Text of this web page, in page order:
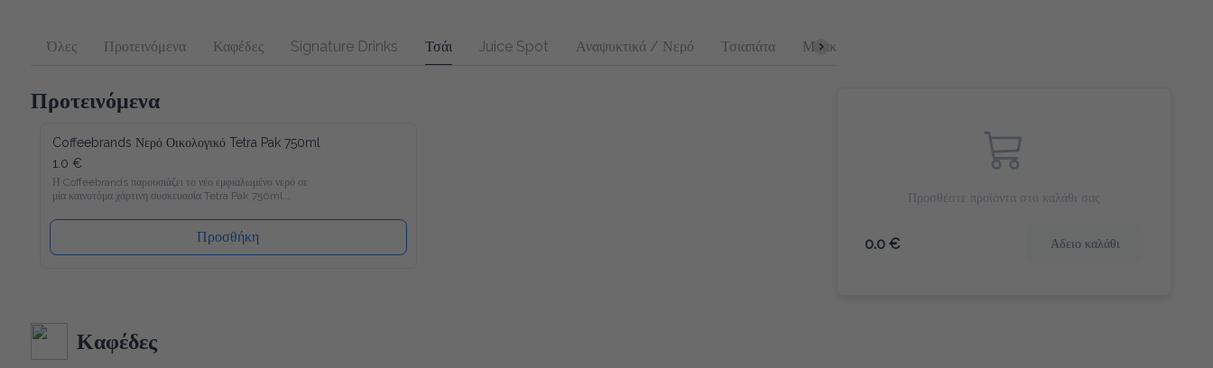
Όλες Προτεινόμενα Καφέδες Signature Drinks Τσάι Juice Spot Αναψυκτικά / Νερό Τσιαπάτα Μπακέτες
Προτεινόμενα
Coffeebrands Νερό Οικολογικό Tetra Pak 750ml
1.0 €
Η Coffeebrands παρουσιάζει το νέο εμφιαλωμένο νερό σε μία
καινοτόμα χάρτινη συσκευασία Tetra Pak 750ml.
Το νέο νερό Coffeebrands είναι πλούσιο σε μαγνήσιο με
ιδανικές αναλογίες μετάλλων και σε χάρτινη συσκευασία Tetra
Pak που θα επιτρέπει στους καταναλωτές μας να
απολαμβάνουν το εμφιαλωμένο νερό με νέο και φιλικό προς
το περιβάλλον τρόπο!
λιγότερο δυνατό αντίκτυπο στο περιβάλλον. Ενώ ένα άλλο
πλεονέκτημα είναι ότι το καπάκι κλείνει ξανά, μετά από κάθε
χρήση, έτσι ώστε το νερό να διατηρείται πάντα φρέσκο ​​και
Προσθήκη
Καφέδες
Προσθέστε προϊόντα στο καλάθι σας
0.0 € Αδειο καλάθι